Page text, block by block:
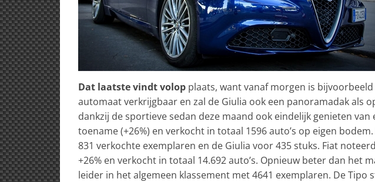
Dat laatste vindt volop plaats, want vanaf morgen is
automaat verkrijgbaar en zal de Giulia ook een panoramadak als
dankzij de sportieve sedan deze maand ook eindelijk genieten
toename (+26%) en verkocht in totaal 1596 auto’s op eigen
831 verkochte exemplaren en de Giulia voor 435 stuks. Fiat
+26% en verkocht in totaal 14.692 auto’s. Opnieuw beter dan het
leider in het algemeen klassement met 4641 exemplaren. De Tipo